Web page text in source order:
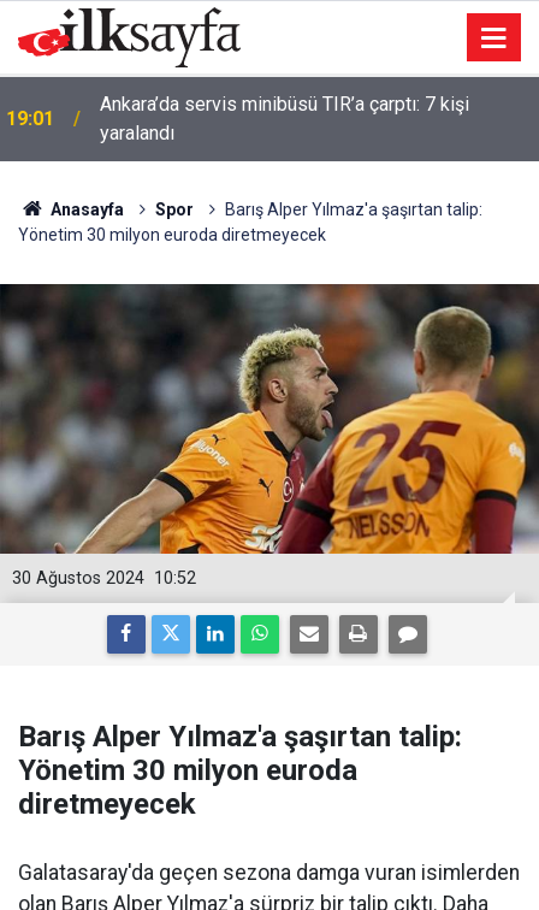
18:41 Sivas’ta Kangal köpekleri sahneye çıktı
Anasayfa Spor
Barış Alper Yılmaz'a şaşırtan talip:
Yönetim 30 milyon euroda diretmeyecek
10:52
30 Ağustos 2024
Barış Alper Yılmaz'a şaşırtan talip:
Yönetim 30 milyon euroda
diretmeyecek
Galatasaray'da geçen sezona damga vuran isimlerden
olan Barış Alper Yılmaz'a sürpriz bir talip çıktı. Daha